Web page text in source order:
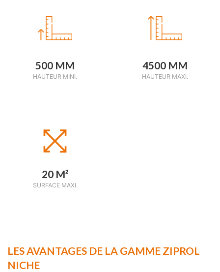
500 MM
HAUTEUR MINI.
4500 MM
HAUTEUR MAXI.
20 M²
SURFACE MAXI.
LES AVANTAGES DE LA GAMME ZIPROL
NICHE